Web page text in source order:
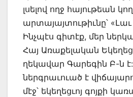
լսելով ողջ հայութեան
արտայայտութիւնը՝
Ինչպէս գիտէք, մեր
Հայ Առաքելական
ղեկավար Գարեգին Բ-ն
ներգրաւուած է
մէջ՝ եկեղեցւոյ գոյքի